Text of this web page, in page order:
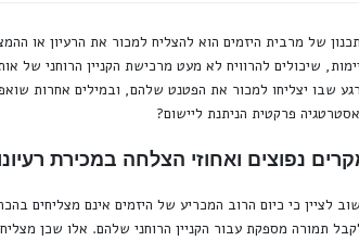
של מרבית היזמים הוא להצליח למכור את הרעיון או
שיכולים להרוויח לא מעט מרכישת הקניין הרוחני של
שבו יצליחו למכור את הפטנט שלהם, ובמילים אחרות
פרקטית הניתנת ליישום?
נפוצים ואחוזי הצלחה במכירת
לציין כי כיום הרוב המכריע של היזמים אינם מצליחים
תמורה מספקת עבור הקניין הרוחני שלהם. אלו שכן